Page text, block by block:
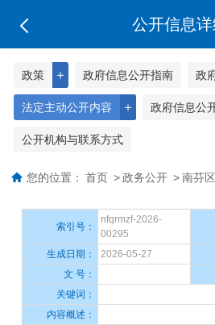
公开信息详
＋
政策 政府信息公开指南 政
＋
法定主动公开内容 政府信息公
公开机构与联系方式
您的位置： 首页 > 政务公开 > 南芬
索引号：
nfqrmzf-2026-
00295
生成日期：
2026-05-27
文 号：
关键词：
内容概述：